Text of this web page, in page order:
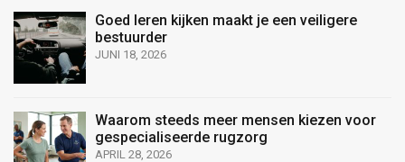
Goed leren kijken maakt je een veiligere
bestuurder
JUNI 18, 2026
Waarom steeds meer mensen kiezen voor
gespecialiseerde rugzorg
APRIL 28, 2026